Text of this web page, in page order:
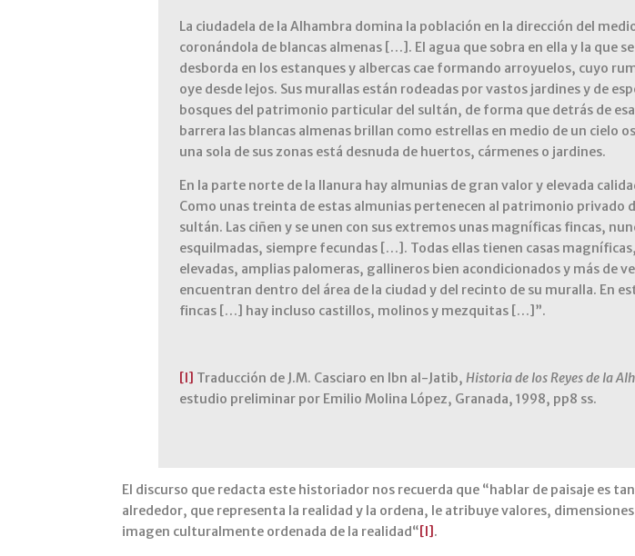
La ciudadela de la Alhambra domina la población en la dirección del
coronándola de blancas almenas […]. El agua que sobra en ella y la que se
desborda en los estanques y albercas cae formando arroyuelos, cuyo
oye desde lejos. Sus murallas están rodeadas por vastos jardines y de
bosques del patrimonio particular del sultán, de forma que detrás de
barrera las blancas almenas brillan como estrellas en medio de un cielo
una sola de sus zonas está desnuda de huertos, cármenes o jardines.
En la parte norte de la llanura hay almunias de gran valor y elevada
Como unas treinta de estas almunias pertenecen al patrimonio privado
sultán. Las ciñen y se unen con sus extremos unas magníficas fincas,
esquilmadas, siempre fecundas […]. Todas ellas tienen casas
elevadas, amplias palomeras, gallineros bien acondicionados y más de
encuentran dentro del área de la ciudad y del recinto de su muralla. En
fincas […] hay incluso castillos, molinos y mezquitas […]”.
[I] Traducción de J.M. Casciaro en Ibn al-Jatib, Historia de los Reyes de la
estudio preliminar por Emilio Molina López, Granada, 1998, pp8 ss.
El discurso que redacta este historiador nos recuerda que “hablar de paisaje es
alrededor, que representa la realidad y la ordena, le atribuye valores,
imagen culturalmente ordenada de la realidad“[I].